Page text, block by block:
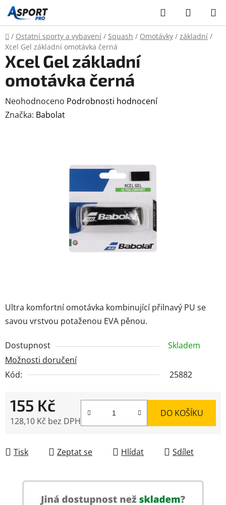
Přejít
na
obsah
Hledat
KOŠÍK
Domů
/ Ostatní sporty a vybavení / Squash / Omotávky / základní /
Xcel Gel základní omotávka černá
Ultra komfortní omotávka kombinující přilnavý PU se
savou vrstvou potaženou EVA pěnou.
Dostupnost
Skladem
Možnosti doručení
Kód:
25882
155 Kč
128,10 Kč bez DPH
DO KOŠÍKU
Tisk Zeptat se Hlídat Sdílet
Xcel Gel základní
omotávka černá
Průměrné
hodnocení
Neohodnoceno Podrobnosti hodnocení
Značka: Babolat